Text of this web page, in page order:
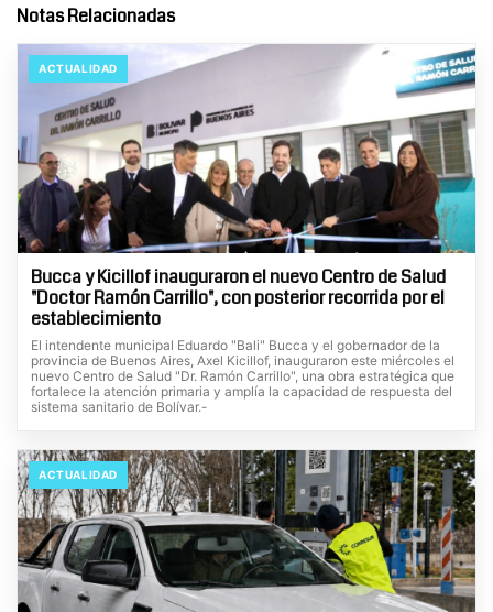
Notas Relacionadas
ACTUALIDAD
Bucca y Kicillof inauguraron el nuevo Centro de Salud
"Doctor Ramón Carrillo", con posterior recorrida por el
establecimiento
El intendente municipal Eduardo "Bali" Bucca y el gobernador de la
provincia de Buenos Aires, Axel Kicillof, inauguraron este miércoles el
nuevo Centro de Salud "Dr. Ramón Carrillo", una obra estratégica que
fortalece la atención primaria y amplía la capacidad de respuesta del
sistema sanitario de Bolívar.-
ACTUALIDAD